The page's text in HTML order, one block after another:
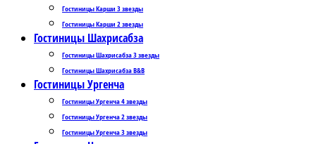
Гостиницы Карши 3 звезды
Гостиницы Карши 2 звезды
Гостиницы Шахрисабза
Гостиницы Шахрисабза 3 звезды
Гостиницы Шахрисабза B&B
Гостиницы Ургенча
Гостиницы Ургенча 4 звезды
Гостиницы Ургенча 2 звезды
Гостиницы Ургенча 3 звезды